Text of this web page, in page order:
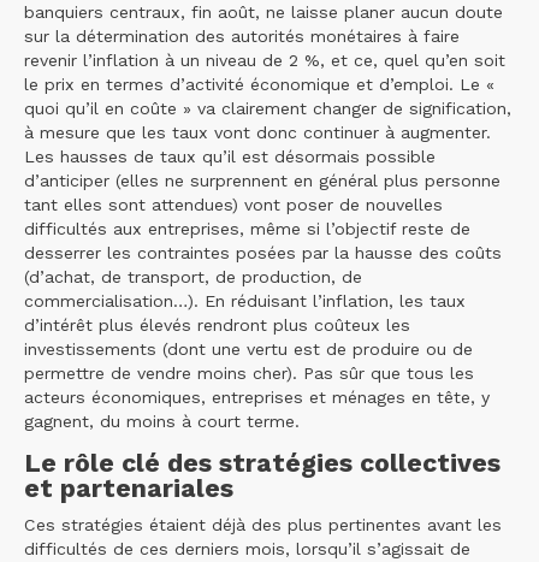
banquiers centraux, fin août, ne laisse planer aucun doute
sur la détermination des autorités monétaires à faire
revenir l’inflation à un niveau de 2 %, et ce, quel qu’en soit
le prix en termes d’activité économique et d’emploi. Le «
quoi qu’il en coûte » va clairement changer de signification,
à mesure que les taux vont donc continuer à augmenter.
Les hausses de taux qu’il est désormais possible
d’anticiper (elles ne surprennent en général plus personne
tant elles sont attendues) vont poser de nouvelles
difficultés aux entreprises, même si l’objectif reste de
desserrer les contraintes posées par la hausse des coûts
(d’achat, de transport, de production, de
commercialisation…). En réduisant l’inflation, les taux
d’intérêt plus élevés rendront plus coûteux les
investissements (dont une vertu est de produire ou de
permettre de vendre moins cher). Pas sûr que tous les
acteurs économiques, entreprises et ménages en tête, y
gagnent, du moins à court terme.
Le rôle clé des stratégies collectives
et partenariales
Ces stratégies étaient déjà des plus pertinentes avant les
difficultés de ces derniers mois, lorsqu’il s’agissait de